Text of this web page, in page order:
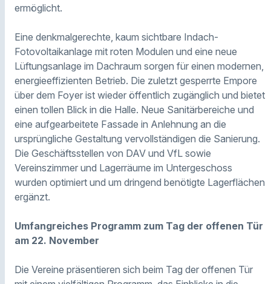
ermöglicht.
Eine denkmalgerechte, kaum sichtbare Indach-
Fotovoltaikanlage mit roten Modulen und eine neue
Lüftungsanlage im Dachraum sorgen für einen modernen,
energieeffizienten Betrieb. Die zuletzt gesperrte Empore
über dem Foyer ist wieder öffentlich zugänglich und bietet
einen tollen Blick in die Halle. Neue Sanitärbereiche und
eine aufgearbeitete Fassade in Anlehnung an die
ursprüngliche Gestaltung vervollständigen die Sanierung.
Die Geschäftsstellen von DAV und VfL sowie
Vereinszimmer und Lagerräume im Untergeschoss
wurden optimiert und um dringend benötigte Lagerflächen
ergänzt.
Umfangreiches Programm zum Tag der offenen Tür
am 22. November
Die Vereine präsentieren sich beim Tag der offenen Tür